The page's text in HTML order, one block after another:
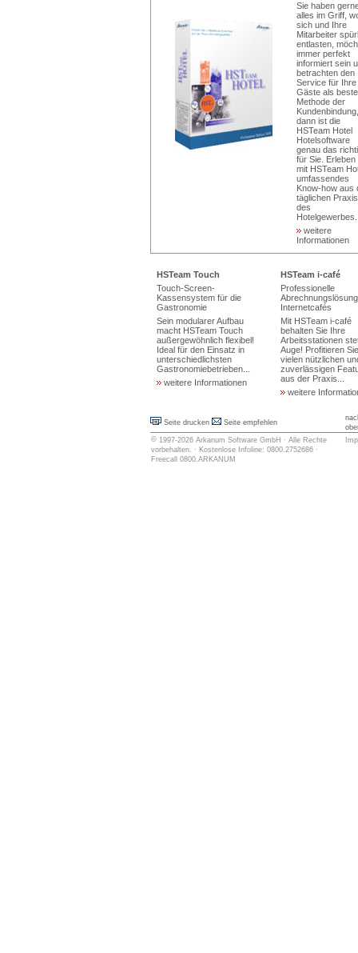
Sie haben
alles im Griff,
sich und Ihre
Mitarbeiter
entlasten,
immer perfekt
informiert sein
betrachten den
Service für Ihre
Gäste als beste
Methode der
Kundenbindung,
dann ist die
HSTeam Hotel
Hotelsoftware
genau das
für Sie. Erleben
mit HSTeam
umfassendes
Know-how aus
täglichen Praxis
des
weitere
Informationen
HSTeam Touch
Touch-Screen-
Kassensystem für die
Gastronomie
Sein modularer Aufbau
macht HSTeam Touch
außergewöhnlich flexibel!
Ideal für den Einsatz in
unterschiedlichsten
Gastronomiebetrieben...
weitere Informationen
HSTeam i-café
Professionelle
Internetcafés
Mit HSTeam i-café
behalten Sie Ihre
Arbeitsstationen
Auge! Profitieren
vielen nützlichen
zuverlässigen
aus der Praxis...
weitere
Seite drucken Seite empfehlen
© 1997-2026 Arkanum Software GmbH · Alle Rechte
vorbehalten. · Kostenlose Infoline: 0800.2752686 ·
Freecall 0800.ARKANUM